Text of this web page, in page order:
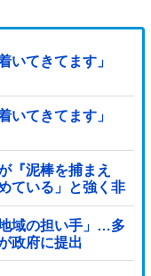
いてきてます」
いてきてます」
『泥棒を捕まえ
ている」と強く非
域の担い手」…多
政府に提出